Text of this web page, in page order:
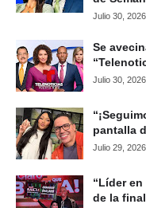
Julio 30, 2026
Se
Julio 30, 2026
pantalla
Julio 29, 2026
“Líder en
de la